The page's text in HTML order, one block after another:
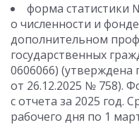
форма статистики
о численности и
дополнительном
государственных
0606066) (утверждена
от 26.12.2025 № 758).
с отчета за 2025 год.
рабочего дня по 1